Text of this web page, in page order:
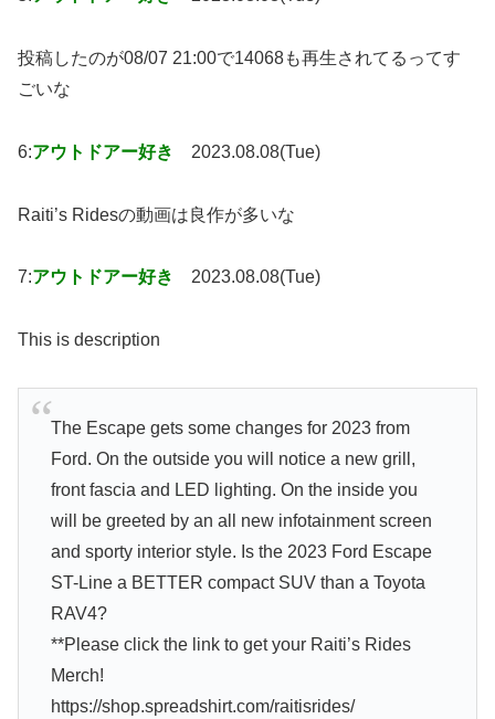
投稿したのが08/07 21:00で14068も再生されてるってす
ごいな
6:アウトドアー好き 2023.08.08(Tue)
Raiti’s Ridesの動画は良作が多いな
7:アウトドアー好き 2023.08.08(Tue)
This is description
The Escape gets some changes for 2023 from
Ford. On the outside you will notice a new grill,
front fascia and LED lighting. On the inside you
will be greeted by an all new infotainment screen
and sporty interior style. Is the 2023 Ford Escape
ST-Line a BETTER compact SUV than a Toyota
RAV4?
**Please click the link to get your Raiti’s Rides
Merch!
https://shop.spreadshirt.com/raitisrides/